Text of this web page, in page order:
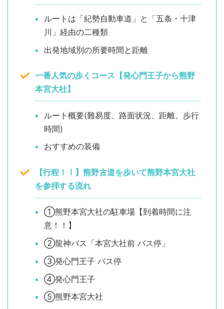
ルートは「紀勢自動車道」と「五条・十津
川」経由の二種類
出発地域別の所要時間と距離
一番人気の歩くコース【発心門王子から熊野
本宮大社】
ルート概要(難易度、路面状況、距離、歩行
時間)
おすすめの装備
【行程！！】熊野古道を歩いて熊野本宮大社
を参拝する流れ
①熊野本宮大社の駐車場【到着時間に注
意！！】
②龍神バス「本宮大社前 バス停」
③発心門王子 バス停
④発心門王子
⑤熊野本宮大社